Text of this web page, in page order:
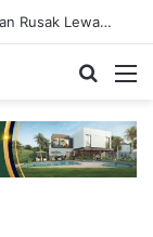
Jangan Diam! Begini Cara Melaporkan Jalan Rusak Lewat Aplikasi Ponsel